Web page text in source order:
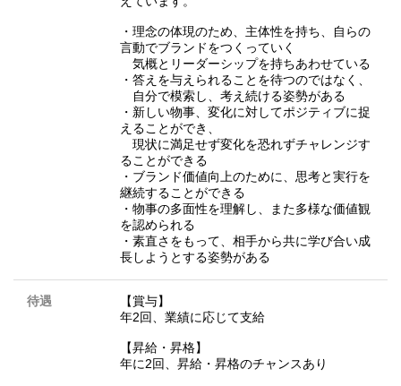
・理念の体現のため、主体性を持ち、自らの
言動でブランドをつくっていく
気概とリーダーシップを持ちあわせている
・答えを与えられることを待つのではなく、
自分で模索し、考え続ける姿勢がある
・新しい物事、変化に対してポジティブに捉
えることができ、
現状に満足せず変化を恐れずチャレンジす
ることができる
・ブランド価値向上のために、思考と実行を
継続することができる
・物事の多面性を理解し、また多様な価値観
を認められる
・素直さをもって、相手から共に学び合い成
長しようとする姿勢がある
待遇
【賞与】
年2回、業績に応じて支給
【昇給・昇格】
年に2回、昇給・昇格のチャンスあり